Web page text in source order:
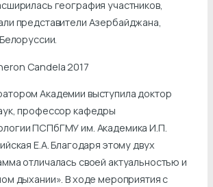
география участников,
представители Азербайджана,
Академии выступила доктор
профессор кафедры
ПСПбГМУ им. Академика И.П.
Е.А. Благодаря этому двух
отличалась своей актуальностью и
дыхании». В ходе мероприятия с